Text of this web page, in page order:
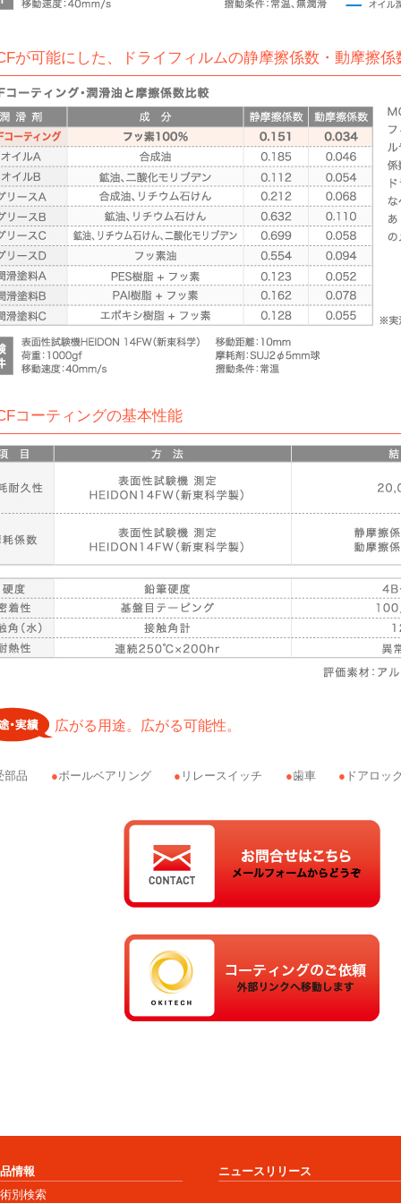
が可能にした、ドライフィルムの静摩擦係数・動摩擦係
コーティングの基本性能
広がる用途。広がる可能性。
部品 ボールベアリング リレースイッチ 歯車 ドアロッ
情報
別検索
ニュースリリース